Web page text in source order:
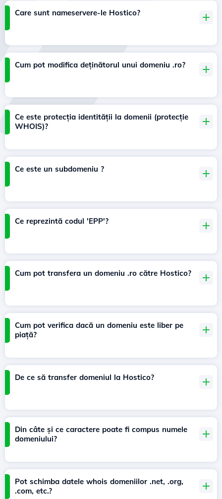
Care sunt nameservere-le Hostico?
Cum pot modifica deținătorul unui domeniu .ro?
Ce este protecția identității la domenii (protecție
WHOIS)?
Ce este un subdomeniu ?
Ce reprezintă codul 'EPP'?
Cum pot transfera un domeniu .ro către Hostico?
Cum pot verifica dacă un domeniu este liber pe
piață?
De ce să transfer domeniul la Hostico?
Din câte și ce caractere poate fi compus numele
domeniului?
Pot schimba datele whois domeniilor .net, .org,
.com, etc.?